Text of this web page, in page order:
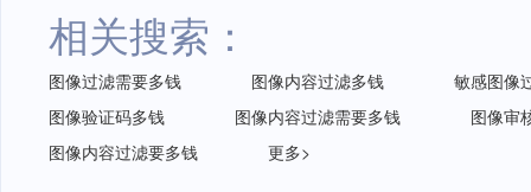
相关搜索：
图像过滤需要多钱 图像内容过滤多钱
敏感图像
图像验证码多钱
图像内容过滤需要多钱
图像审
图像内容过滤要多钱
更多>